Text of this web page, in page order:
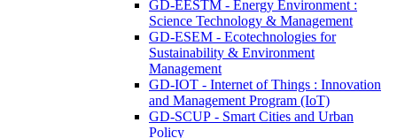
GD-EESTM - Energy Environment :
Science Technology & Management
GD-ESEM - Ecotechnologies for
Sustainability & Environment
Management
GD-IOT - Internet of Things : Innovation
and Management Program (IoT)
GD-SCUP - Smart Cities and Urban
Policy